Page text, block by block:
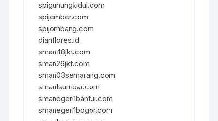
spigunungkidul.com
spijember.com
spijombang.com
dianflores.id
sman48jkt.com
sman26jkt.com
sman03semarang.com
sman1sumbar.com
smanegeri1bantul.com
smanegeri1bogor.com